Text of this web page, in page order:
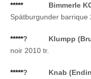
***** Bimmerle
Spätburgunder barrique
*****? Klumpp
noir 2010 tr.
*****? Knab